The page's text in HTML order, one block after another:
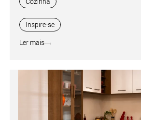
Inspire-se
Ler mais